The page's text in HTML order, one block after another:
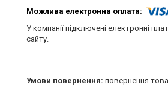
У компанії підключені електронні
сайту.
повернення